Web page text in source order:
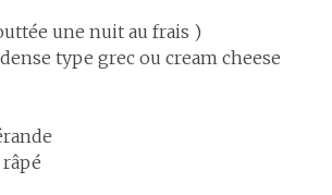
une nuit au frais )
type grec ou cream cheese